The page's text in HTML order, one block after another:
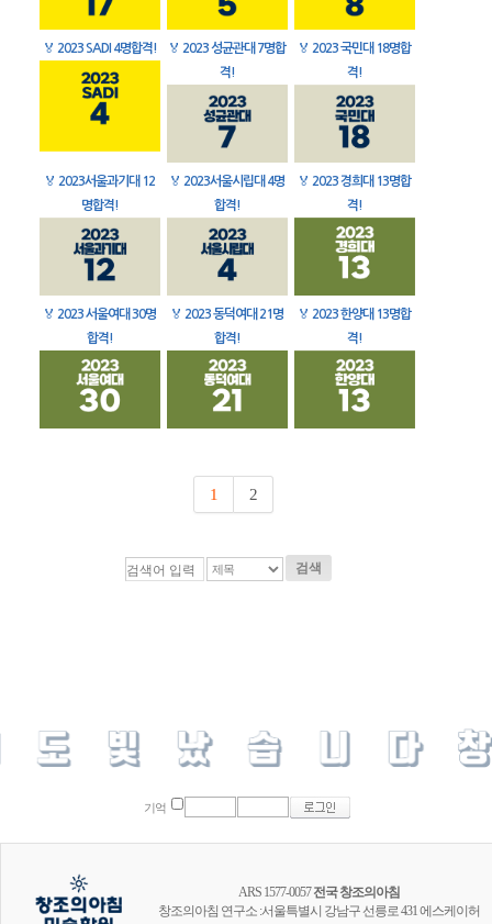
🏅 2023 SADI 4명합격! 🏅 2023 성균관대 7명합
격!
🏅 2023 국민대 18명합
격!
🏅 2023서울과기대 12
명합격!
🏅 2023서울시립대 4명
합격!
🏅 2023 경희대 13명합
격!
🏅 2023 서울여대 30명
합격!
🏅 2023 동덕여대 21명
합격!
🏅 2023 한양대 13명합
격!
1 2
검색
기억
ARS 1577-0057전국 창조의아침
창조의아침 연구소 :서울특별시 강남구 선릉로 431 에스케이허